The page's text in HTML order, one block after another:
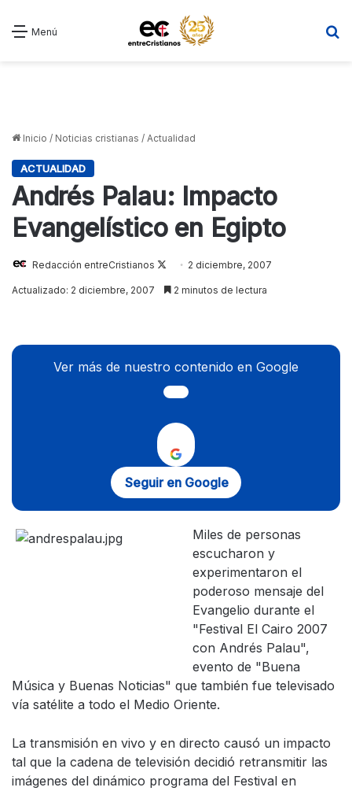
Menú
Inicio / Noticias cristianas / Actualidad
ACTUALIDAD
Andrés Palau: Impacto
Evangelístico en Egipto
Redacción entreCristianos
Follow
on
2 diciembre, 2007
Actualizado: 2 diciembre, 2007 2 minutos de lectura
Ver más de nuestro contenido en Google
Seguir en Google
Miles de personas
escucharon y
experimentaron el
poderoso mensaje del
Evangelio durante el
"Festival El Cairo 2007
con Andrés Palau",
evento de "Buena
Música y Buenas Noticias" que también fue televisado
vía satélite a todo el Medio Oriente.
La transmisión en vivo y en directo causó un impacto
tal que la cadena de televisión decidió retransmitir las
imágenes del dinámico programa del Festival en